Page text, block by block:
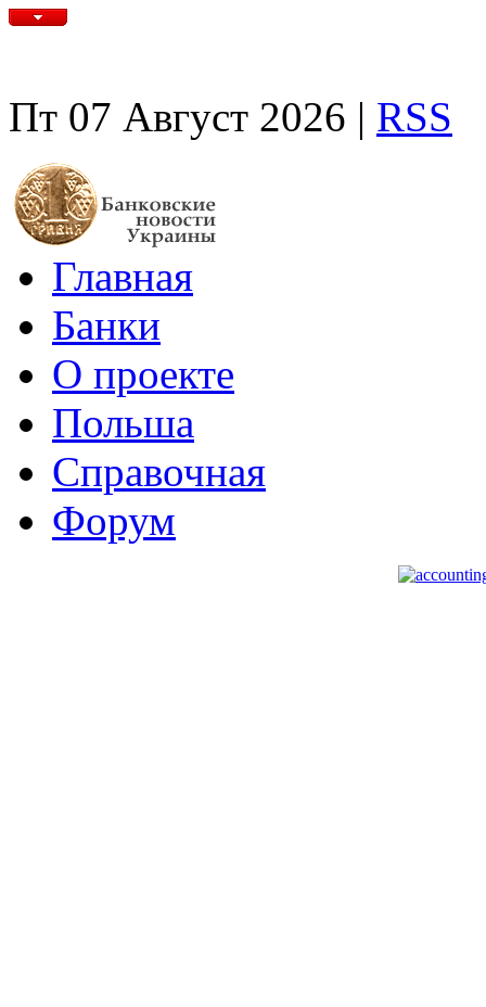
Пт 07 Август 2026 | RSS
Главная
Банки
О проекте
Польша
Справочная
Форум